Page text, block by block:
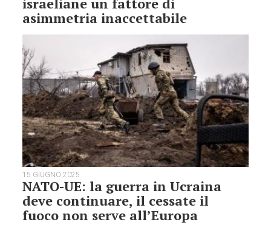
asimmetria inaccettabile
15 GIUGNO 2025
NATO-UE: la guerra in Ucraina
deve continuare, il cessate il
fuoco non serve all’Europa